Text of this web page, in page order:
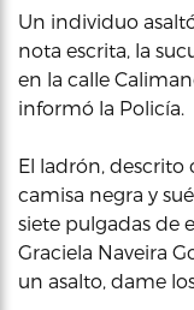
Un individuo
nota escrita, la
en la calle
informó la Policía.
El ladrón, descrito
camisa negra y
siete pulgadas de
Graciela Naveira
un asalto, dame